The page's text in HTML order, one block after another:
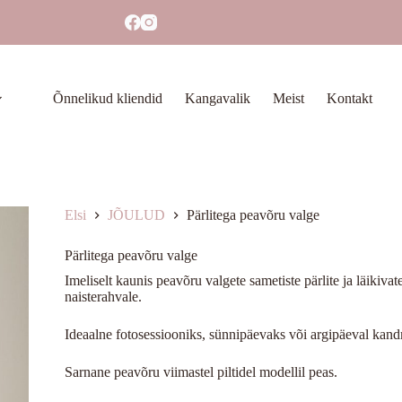
Õnnelikud kliendid Kangavalik Meist Kontakt
Elsi JÕULUD Pärlitega peavõru valge
Pärlitega peavõru valge
Imeliselt kaunis peavõru valgete sametiste pärlite ja
naisterahvale.
Ideaalne fotosessiooniks, sünnipäevaks või argipäeval
Sarnane peavõru viimastel piltidel modellil peas.